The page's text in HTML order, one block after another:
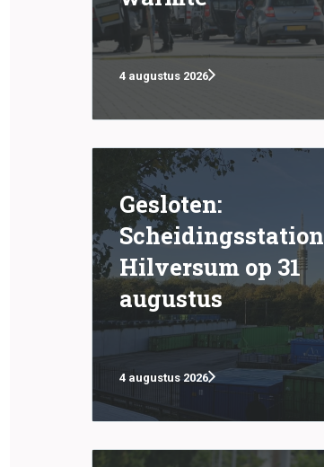
4 augustus 2026
Gesloten:
Scheidingsstation
Hilversum op 31
augustus
4 augustus 2026